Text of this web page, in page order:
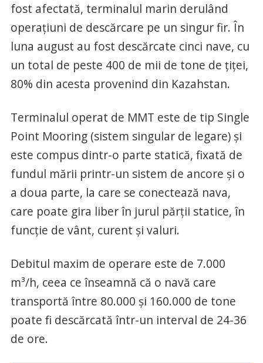
fost afectată, terminalul marin derulând
operațiuni de descărcare pe un singur fir. În
luna august au fost descărcate cinci nave, cu
un total de peste 400 de mii de tone de țiței,
80% din acesta provenind din Kazahstan.
Terminalul operat de MMT este de tip Single
Point Mooring (sistem singular de legare) și
este compus dintr-o parte statică, fixată de
fundul mării printr-un sistem de ancore și o
a doua parte, la care se conectează nava,
care poate gira liber în jurul părții statice, în
funcție de vânt, curent și valuri.
Debitul maxim de operare este de 7.000
m³/h, ceea ce înseamnă că o navă care
transportă între 80.000 şi 160.000 de tone
poate fi descărcată într-un interval de 24-36
de ore.